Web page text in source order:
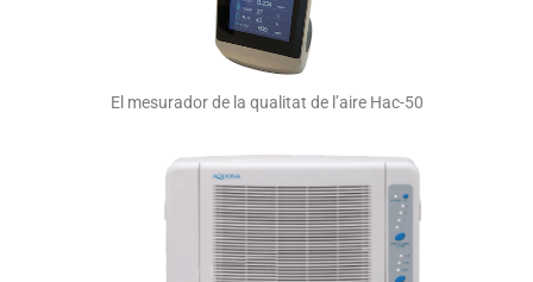
El mesurador de la qualitat de l’aire Hac-50